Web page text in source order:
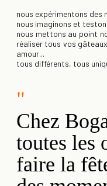
nous expérimentons des
nous imaginons et
nous mettons au point
réaliser tous vos
amour...
tous différents, tous
"
Chez
toutes les
faire la